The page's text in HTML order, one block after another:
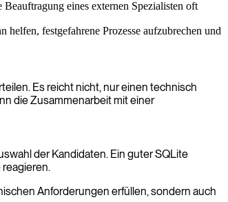
eines externen Spezialisten oft
festgefahrene Prozesse aufzubrechen und
Es reicht nicht, nur einen technisch
die Zusammenarbeit mit einer
der Kandidaten. Ein guter SQLite
Anforderungen erfüllen, sondern auch